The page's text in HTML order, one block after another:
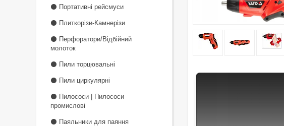
⚫ Портативні рейсмуси
⚫ Плиткорізи-Камнерізи
⚫ Перфоратори/Відбійний
молоток
⚫ Пили торцювальні
⚫ Пили циркулярні
⚫ Пилососи | Пилососи
промислові
⚫ Паяльники для паяння